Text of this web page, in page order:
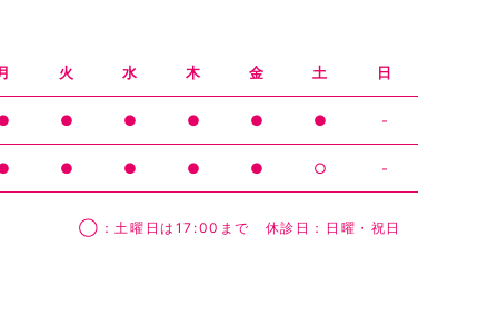
火 水 木 金 土 日
● ● ● ● ● -
● ● ● ● ○ -
◯：土曜日は17:00まで 休診日：日曜・祝日